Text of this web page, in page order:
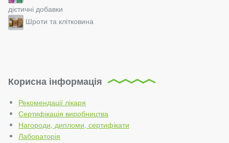
дієтичні добавки
Шроти та клітковина
Корисна інформація
Рекомендації лікаря
Сертифікація виробництва
Нагороди, дипломи, сертифікати
Лабораторія